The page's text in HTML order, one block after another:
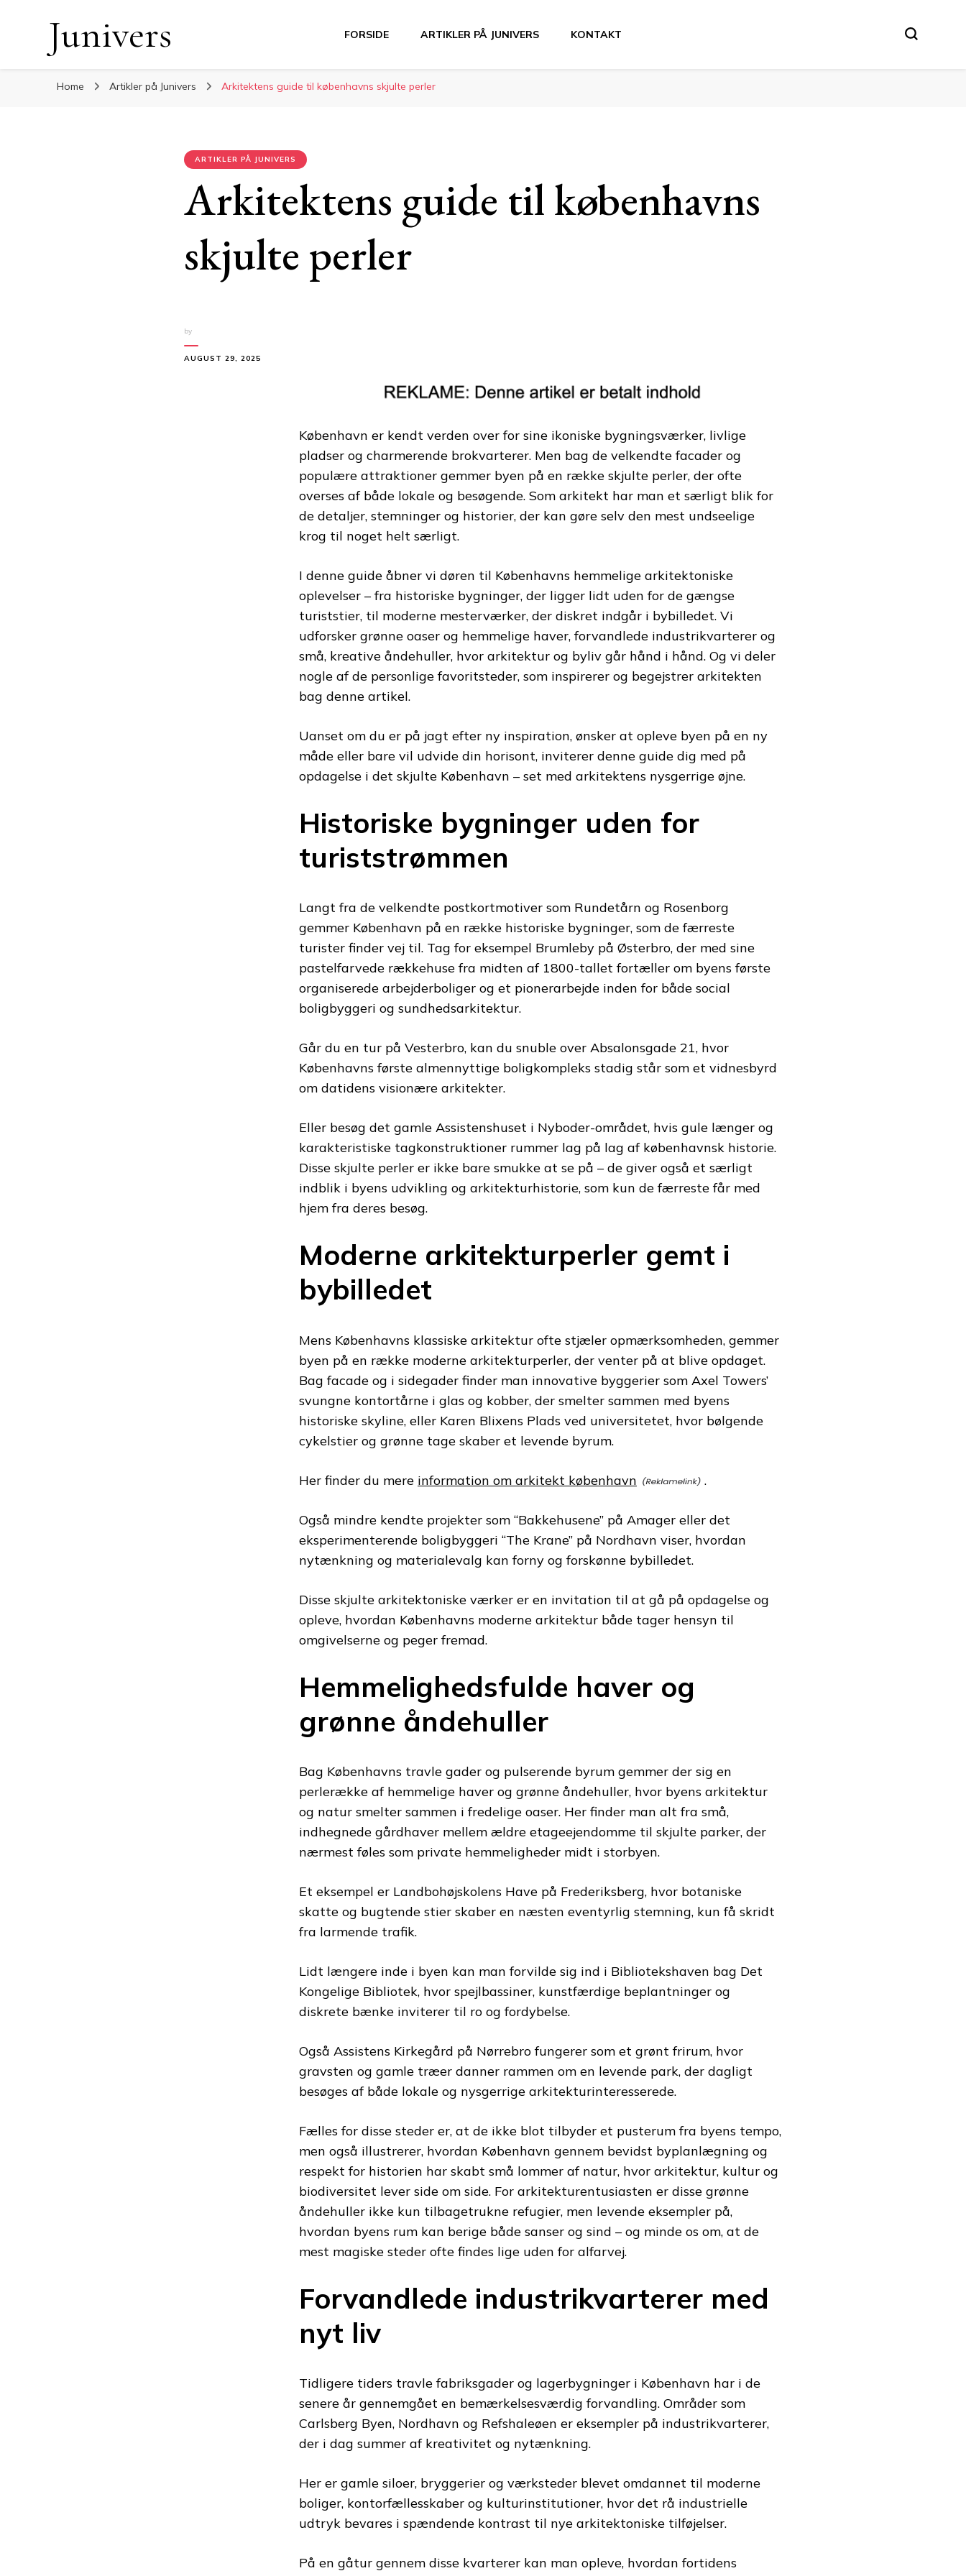
Junivers FORSIDE ARTIKLER PÅ JUNIVERS KONTAKT
Home Artikler på Junivers Arkitektens guide til københavns skjulte perler
ARTIKLER PÅ JUNIVERS
Arkitektens guide til københavns
skjulte perler
by
AUGUST 29, 2025
København er kendt verden over for sine ikoniske bygningsværker, livlige
pladser og charmerende brokvarterer. Men bag de velkendte facader og
populære attraktioner gemmer byen på en række skjulte perler, der ofte
overses af både lokale og besøgende. Som arkitekt har man et særligt blik for
de detaljer, stemninger og historier, der kan gøre selv den mest undseelige
krog til noget helt særligt.
I denne guide åbner vi døren til Københavns hemmelige arkitektoniske
oplevelser – fra historiske bygninger, der ligger lidt uden for de gængse
turiststier, til moderne mesterværker, der diskret indgår i bybilledet. Vi
udforsker grønne oaser og hemmelige haver, forvandlede industrikvarterer og
små, kreative åndehuller, hvor arkitektur og byliv går hånd i hånd. Og vi deler
nogle af de personlige favoritsteder, som inspirerer og begejstrer arkitekten
bag denne artikel.
Uanset om du er på jagt efter ny inspiration, ønsker at opleve byen på en ny
måde eller bare vil udvide din horisont, inviterer denne guide dig med på
opdagelse i det skjulte København – set med arkitektens nysgerrige øjne.
Historiske bygninger uden for
turiststrømmen
Langt fra de velkendte postkortmotiver som Rundetårn og Rosenborg
gemmer København på en række historiske bygninger, som de færreste
turister finder vej til. Tag for eksempel Brumleby på Østerbro, der med sine
pastelfarvede rækkehuse fra midten af 1800-tallet fortæller om byens første
organiserede arbejderboliger og et pionerarbejde inden for både social
boligbyggeri og sundhedsarkitektur.
Går du en tur på Vesterbro, kan du snuble over Absalonsgade 21, hvor
Københavns første almennyttige boligkompleks stadig står som et vidnesbyrd
om datidens visionære arkitekter.
Eller besøg det gamle Assistenshuset i Nyboder-området, hvis gule længer og
karakteristiske tagkonstruktioner rummer lag på lag af københavnsk historie.
Disse skjulte perler er ikke bare smukke at se på – de giver også et særligt
indblik i byens udvikling og arkitekturhistorie, som kun de færreste får med
hjem fra deres besøg.
Moderne arkitekturperler gemt i
bybilledet
Mens Københavns klassiske arkitektur ofte stjæler opmærksomheden, gemmer
byen på en række moderne arkitekturperler, der venter på at blive opdaget.
Bag facade og i sidegader finder man innovative byggerier som Axel Towers’
svungne kontortårne i glas og kobber, der smelter sammen med byens
historiske skyline, eller Karen Blixens Plads ved universitetet, hvor bølgende
cykelstier og grønne tage skaber et levende byrum.
Her finder du mere information om arkitekt københavn .
Også mindre kendte projekter som “Bakkehusene” på Amager eller det
eksperimenterende boligbyggeri “The Krane” på Nordhavn viser, hvordan
nytænkning og materialevalg kan forny og forskønne bybilledet.
Disse skjulte arkitektoniske værker er en invitation til at gå på opdagelse og
opleve, hvordan Københavns moderne arkitektur både tager hensyn til
omgivelserne og peger fremad.
Hemmelighedsfulde haver og
grønne åndehuller
Bag Københavns travle gader og pulserende byrum gemmer der sig en
perlerække af hemmelige haver og grønne åndehuller, hvor byens arkitektur
og natur smelter sammen i fredelige oaser. Her finder man alt fra små,
indhegnede gårdhaver mellem ældre etageejendomme til skjulte parker, der
nærmest føles som private hemmeligheder midt i storbyen.
Et eksempel er Landbohøjskolens Have på Frederiksberg, hvor botaniske
skatte og bugtende stier skaber en næsten eventyrlig stemning, kun få skridt
fra larmende trafik.
Lidt længere inde i byen kan man forvilde sig ind i Bibliotekshaven bag Det
Kongelige Bibliotek, hvor spejlbassiner, kunstfærdige beplantninger og
diskrete bænke inviterer til ro og fordybelse.
Også Assistens Kirkegård på Nørrebro fungerer som et grønt frirum, hvor
gravsten og gamle træer danner rammen om en levende park, der dagligt
besøges af både lokale og nysgerrige arkitekturinteresserede.
Fælles for disse steder er, at de ikke blot tilbyder et pusterum fra byens tempo,
men også illustrerer, hvordan København gennem bevidst byplanlægning og
respekt for historien har skabt små lommer af natur, hvor arkitektur, kultur og
biodiversitet lever side om side. For arkitekturentusiasten er disse grønne
åndehuller ikke kun tilbagetrukne refugier, men levende eksempler på,
hvordan byens rum kan berige både sanser og sind – og minde os om, at de
mest magiske steder ofte findes lige uden for alfarvej.
Forvandlede industrikvarterer med
nyt liv
Tidligere tiders travle fabriksgader og lagerbygninger i København har i de
senere år gennemgået en bemærkelsesværdig forvandling. Områder som
Carlsberg Byen, Nordhavn og Refshaleøen er eksempler på industrikvarterer,
der i dag summer af kreativitet og nytænkning.
Her er gamle siloer, bryggerier og værksteder blevet omdannet til moderne
boliger, kontorfællesskaber og kulturinstitutioner, hvor det rå industrielle
udtryk bevares i spændende kontrast til nye arkitektoniske tilføjelser.
På en gåtur gennem disse kvarterer kan man opleve, hvordan fortidens